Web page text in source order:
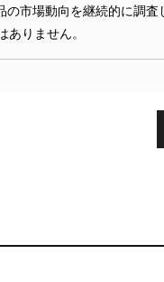
市場動向を継続的に調
ありません。